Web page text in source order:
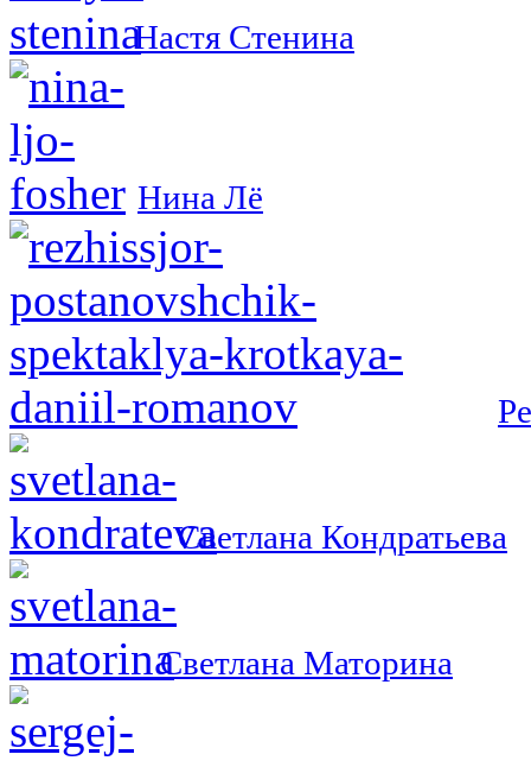
Настя Стенина
Нина Лё
Светлана Кондратьева
Светлана Маторина